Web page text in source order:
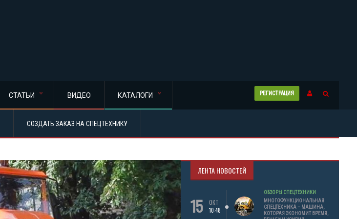
РЕГИСТРАЦИЯ
СТАТЬИ ВИДЕО КАТАЛОГИ
СОЗДАТЬ ЗАКАЗ НА СПЕЦТЕХНИКУ
ЛЕНТА НОВОСТЕЙ
15
ОКТ
10:48
ОБЗОРЫ СПЕЦТЕХНИКИ
МНОГОФУНКЦИОНАЛЬНАЯ
СПЕЦТЕХНИКА – МАШИНА,
КОТОРАЯ ЭКОНОМИТ ВРЕМЯ,